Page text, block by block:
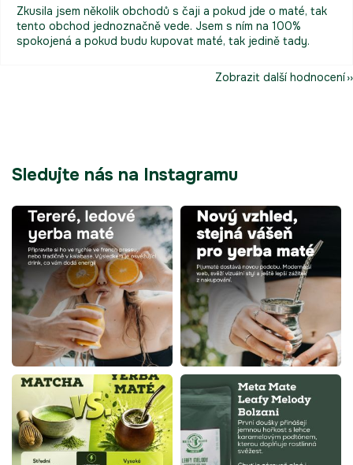
Zkusila jsem několik obchodů s čaji a pokud jde o maté, tak
tento obchod jednoznačně vede. Jsem s ním na 100%
spokojená a pokud budu kupovat maté, tak jedině tady.
Zobrazit další hodnocení
Sledujte nás na Instagramu